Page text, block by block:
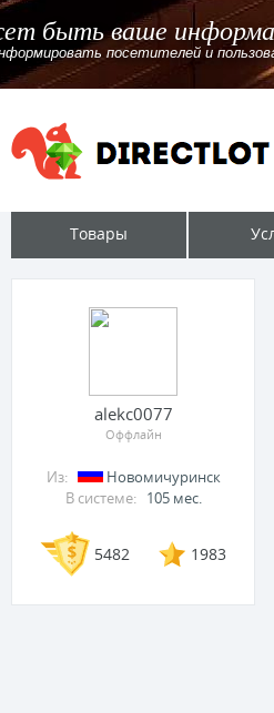
Здесь может быть
Вы можете проинформировать
Товары
alekc0077
Оффлайн
Из:
Новомичуринск
В системе: 105 мес.
5482 1983